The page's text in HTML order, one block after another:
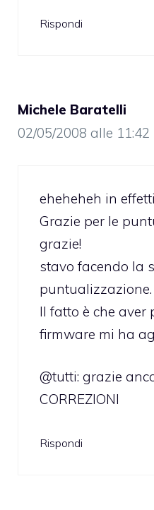
Rispondi
Michele Baratelli
02/05/2008 alle 11:42
eheheheh in
Grazie per le
grazie!
stavo facendo la
puntualizzazione.
Il fatto è che aver
firmware mi ha
@tutti: grazie
CORREZIONI
Rispondi